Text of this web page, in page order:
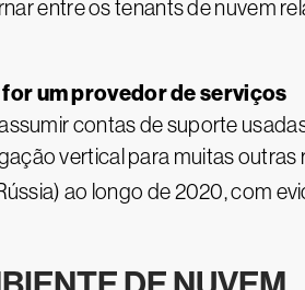
entre os tenants de nuvem
um provedor de serviços
contas de suporte
vertical para muitas outras
ao longo de 2020, com